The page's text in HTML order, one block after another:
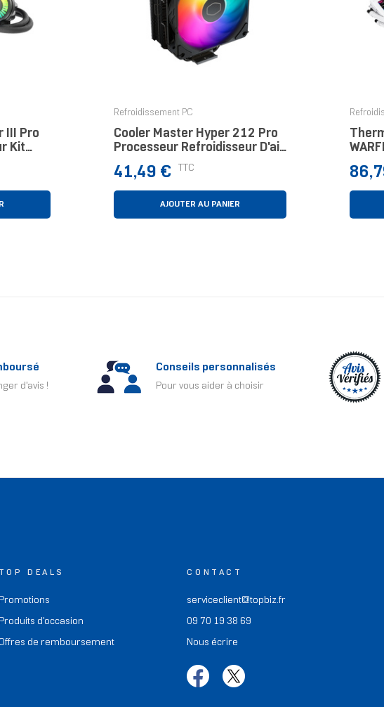
III Pro
Kit
1
Refroidissement PC
Cooler Master Hyper 212 Pro
Processeur Refroidisseur D'air
Prix
41,49 € TTC
AJOUTER AU PANIER
12
Prix
d'avis !
Conseils personnalisés
Pour vous aider à choisir
TOP DEALS
Promotions
Produits d'occasion
de remboursement
CONTACT
serviceclient@topbiz.fr
09 70 19 38 69
Nous écrire